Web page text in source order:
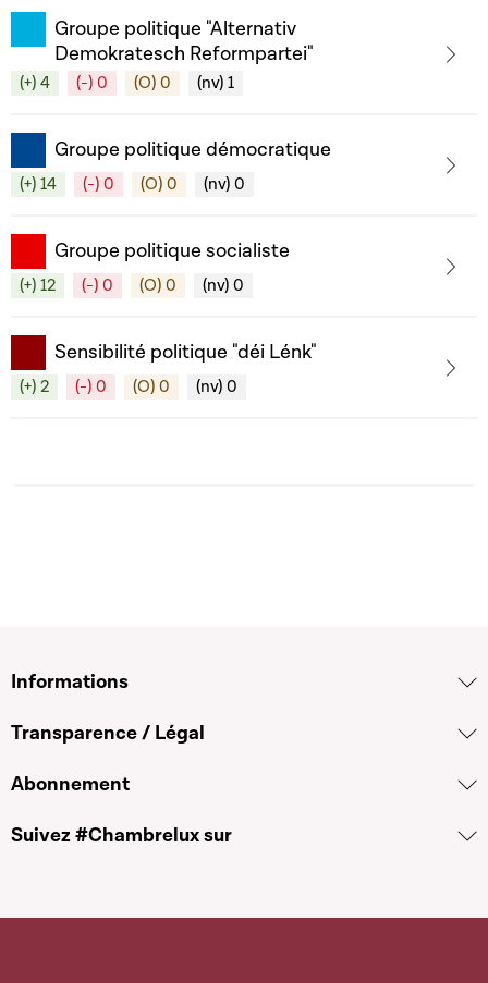
Groupe politique "Alternativ
Demokratesch Reformpartei"
(+) 4 (-) 0 (O) 0 (nv) 1
Groupe politique démocratique
(+) 14 (-) 0 (O) 0 (nv) 0
Groupe politique socialiste
(+) 12 (-) 0 (O) 0 (nv) 0
Sensibilité politique "déi Lénk"
(+) 2 (-) 0 (O) 0 (nv) 0
Informations
Transparence / Légal
Abonnement
Suivez #Chambrelux sur